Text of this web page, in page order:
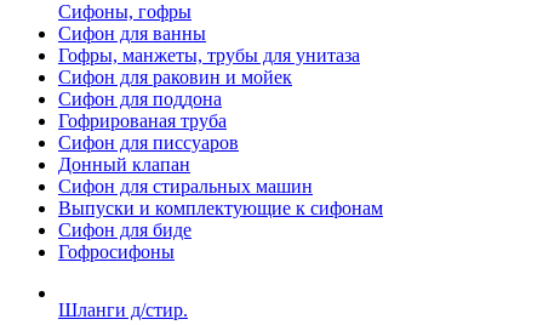
Сифоны, гофры
Сифон для ванны
Гофры, манжеты, трубы для унитаза
Сифон для раковин и мойек
Сифон для поддона
Гофрированая труба
Сифон для писсуаров
Донный клапан
Сифон для стиральных машин
Выпуски и комплектующие к сифонам
Сифон для биде
Гофросифоны
Шланги д/стир.